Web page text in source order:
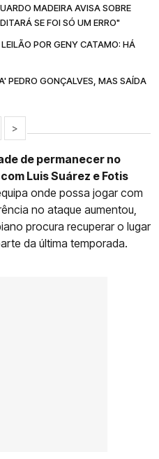
MADEIRA AVISA SOBRE
SE FOI SÓ UM ERRO"
POR GENY CATAMO: HÁ
PEDRO GONÇALVES, MAS SAÍDA
>
de permanecer no
Luis Suárez e Fotis
onde possa jogar com
no ataque aumentou,
procura recuperar o lugar
da última temporada.